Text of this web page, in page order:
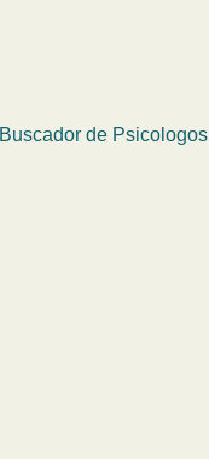
Buscador de Psicologos